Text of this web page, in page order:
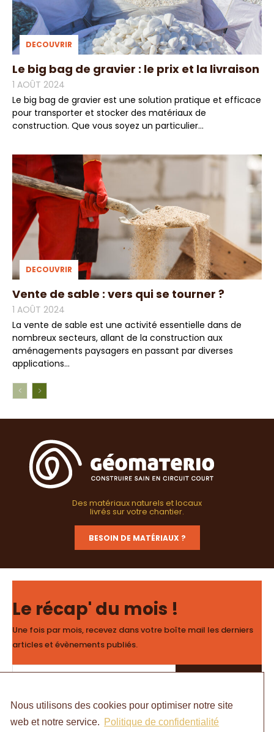
DECOUVRIR
Le big bag de gravier : le prix et la livraison
1 AOÛT 2024
Le big bag de gravier est une solution pratique et efficace
pour transporter et stocker des matériaux de
construction. Que vous soyez un particulier...
DECOUVRIR
Vente de sable : vers qui se tourner ?
1 AOÛT 2024
La vente de sable est une activité essentielle dans de
nombreux secteurs, allant de la construction aux
aménagements paysagers en passant par diverses
applications...
Des matériaux naturels et locaux
livrés sur votre chantier.
BESOIN DE MATÉRIAUX ?
Le récap' du mois !
Une fois par mois, recevez dans votre boîte mail les derniers
articles et évènements publiés.
Nous utilisons des cookies pour optimiser notre site
web et notre service. Politique de confidentialité